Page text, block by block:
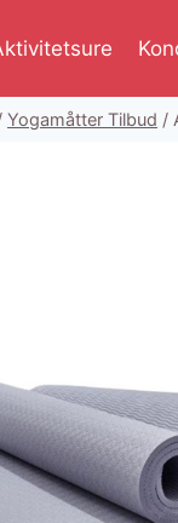
Yogamåtter Tilbud /